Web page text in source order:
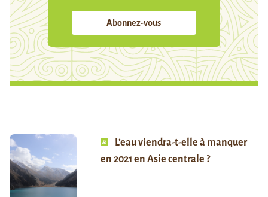
Abonnez-vous
L’eau viendra-t-elle à manquer
en 2021 en Asie centrale ?